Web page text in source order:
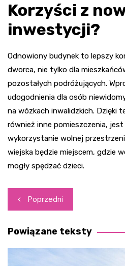
Korzyści z
inwestycji?
Odnowiony budynek to lepszy
dworca, nie tylko dla
pozostałych podróżujących.
udogodnienia dla osób
na wózkach inwalidzkich. Dzięki
również inne pomieszczenia,
wykorzystanie wolnej
wiejska będzie miejscem, gdzie
mogły spędzać dzieci.
Nawigacja
wpisu
Poprzedni
Powiązane teksty